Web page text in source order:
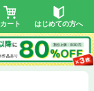
カート はじめての方へ